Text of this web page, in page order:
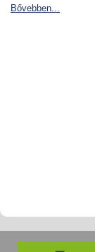
Bővebben...